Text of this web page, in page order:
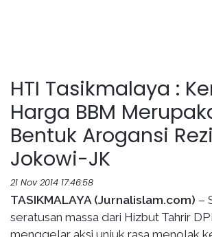
HTI Tasikmalaya :
Harga BBM
Bentuk Arogansi
Jokowi-JK
21 Nov 2014 17:46:58
TASIKMALAYA (Jurnalislam.com) –
seratusan massa dari Hizbut Tahrir
menggelar aksi unjuk rasa menolak